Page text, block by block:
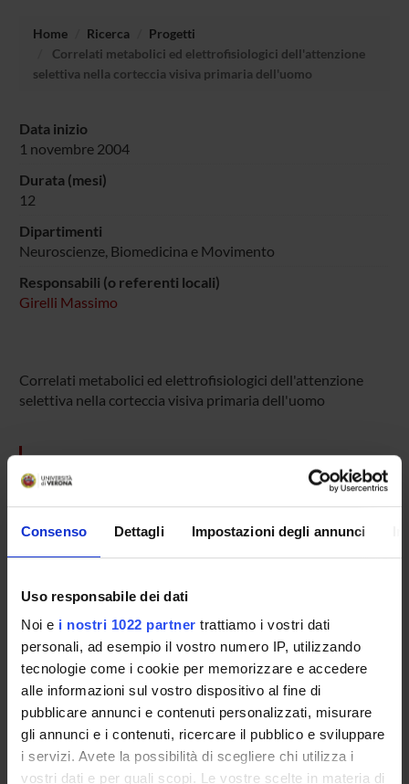
Consenso Dettagli Impostazioni degli annunci
Uso responsabile dei dati
Noi e i nostri 1022 partner trattiamo i vostri dati
personali, ad esempio il vostro numero IP, utilizzando
tecnologie come i cookie per memorizzare e accedere
alle informazioni sul vostro dispositivo al fine di
pubblicare annunci e contenuti personalizzati, misurare
gli annunci e i contenuti, ricercare il pubblico e sviluppare
i servizi. Avete la possibilità di scegliere chi utilizza i
vostri dati e per quali scopi. Le vostre scelte in materia di
Home Ricerca
Progetti
Correlati metabolici ed elettrofisiologici dell'attenzione
selettiva nella corteccia visiva primaria dell'uomo
Data inizio
1 novembre 2004
Durata (mesi)
12
Dipartimenti
Neuroscienze, Biomedicina e Movimento
Responsabili (o referenti locali)
Girelli Massimo
Correlati metabolici ed elettrofisiologici dell'attenzione
selettiva nella corteccia visiva primaria dell'uomo
ENTI FINANZIATORI:
assegnato e gestito dal Dipartimento
Professore associato
SEZIONI
Fisiologia e Psicologia